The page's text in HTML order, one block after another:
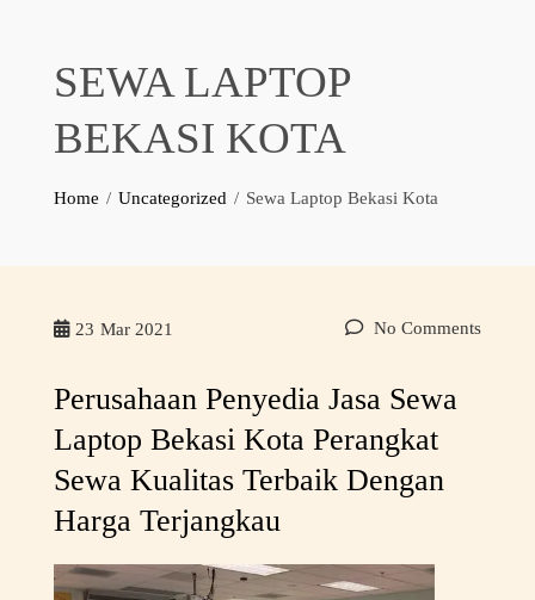
SEWA LAPTOP
BEKASI KOTA
Home Uncategorized Sewa Laptop Bekasi Kota
23 Mar 2021 No Comments
Perusahaan Penyedia Jasa Sewa
Laptop Bekasi Kota Perangkat
Sewa Kualitas Terbaik Dengan
Harga Terjangkau